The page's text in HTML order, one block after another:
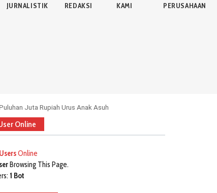
JURNALISTIK
REDAKSI
KAMI
PERUSAHAAN
Juta Rupiah Urus Anak Asuh
Online
Online
Browsing This Page.
1 Bot